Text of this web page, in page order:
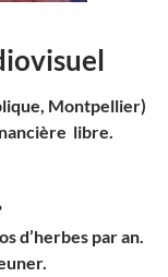
Montpellier)
libre.
d’herbes par an.